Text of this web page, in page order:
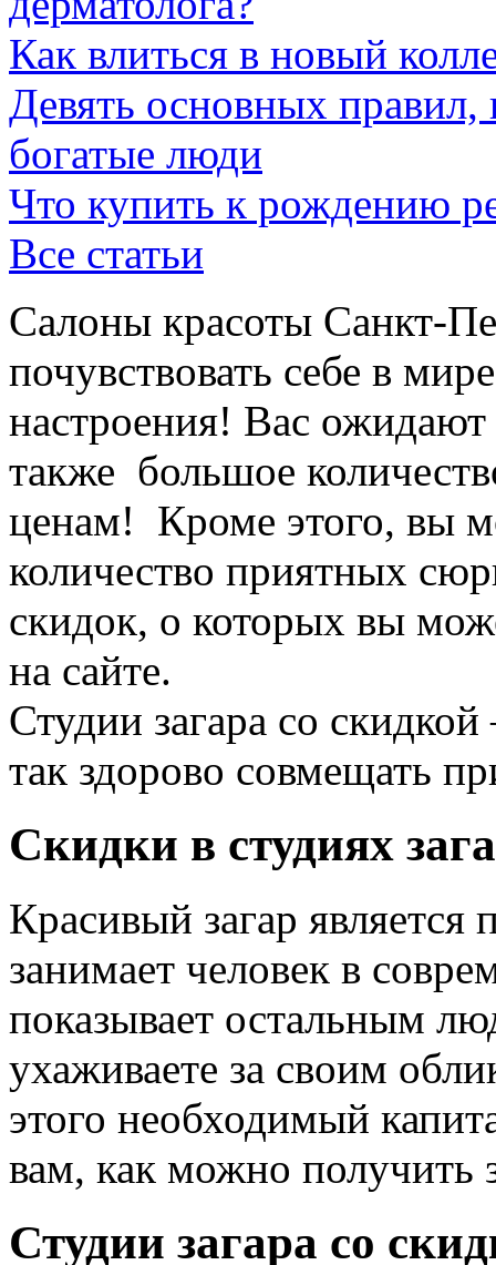
Как влиться в новый
Девять основных
богатые люди
Что купить к рождению
Все статьи
Салоны красоты Санкт-
почувствовать себе в
настроения! Вас
также большое
ценам! Кроме этого, вы
количество приятных
скидок, о которых вы
на сайте.
Студии загара со
так здорово совмещать
Cкидки в студиях
Красивый загар
занимает человек в
показывает остальным
ухаживаете за своим
этого необходимый
вам, как можно получить
Студии загара со